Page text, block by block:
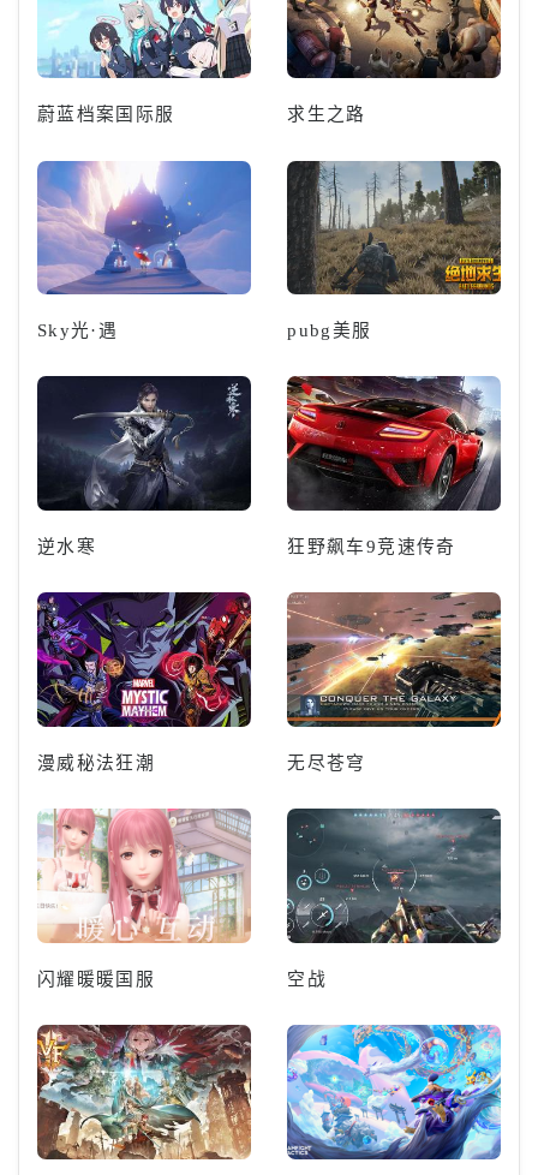
蔚蓝档案国际服 求生之路
Sky光·遇 pubg美服
逆水寒 狂野飙车9竞速传奇
漫威秘法狂潮 无尽苍穹
闪耀暖暖国服 空战